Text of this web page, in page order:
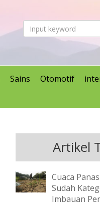
Sains Otomotif
Artikel
Cuaca
Sudah
Imbauan